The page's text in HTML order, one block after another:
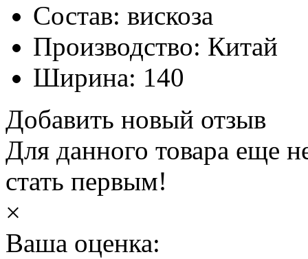
Состав: вискоза
Производство: Китай
Ширина: 140
Добавить новый отзыв
Для данного товара еще
стать первым!
×
Ваша оценка: